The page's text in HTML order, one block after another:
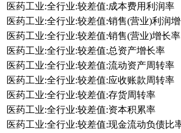
医药工业:全行业:较差值:成本费用利润率
医药工业:全行业:较差值:销售(营业)利润
医药工业:全行业:较差值:销售(营业)增长率
医药工业:全行业:较差值:总资产增长率
医药工业:全行业:较差值:流动资产周转率
医药工业:全行业:较差值:应收账款周转率
医药工业:全行业:较差值:存货周转率
医药工业:全行业:较差值:资本积累率
医药工业:全行业:较差值:现金流动负债比